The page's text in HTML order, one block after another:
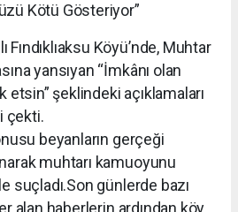
Kötü Gösteriyor”
Köyü’nde, Muhtar
yansıyan “İmkânı olan
şeklindeki açıklamaları
çekti.
beyanların gerçeği
muhtarı kamuoyunu
suçladı.Son günlerde bazı
alan haberlerin ardından köy